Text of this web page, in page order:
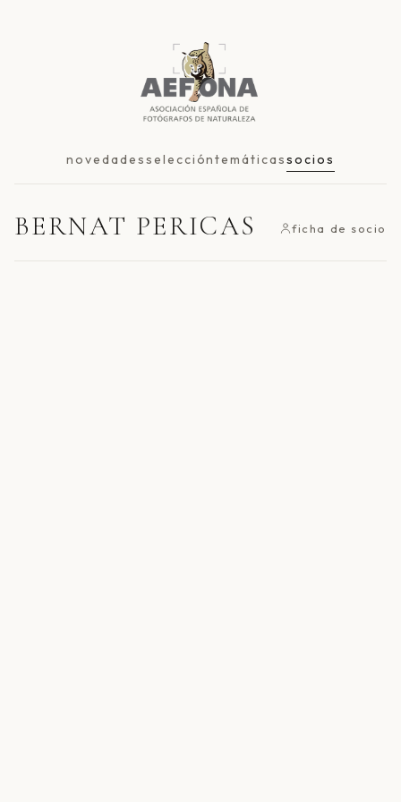
novedadesseleccióntemáticassocios
BERNAT PERICAS ficha de socio